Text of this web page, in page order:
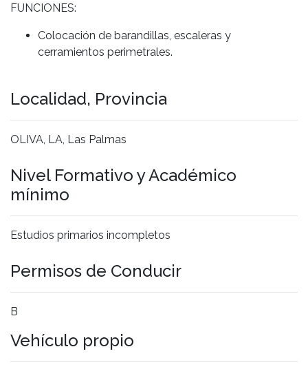
FUNCIONES:
Colocación de barandillas, escaleras y
cerramientos perimetrales.
Localidad, Provincia
OLIVA, LA, Las Palmas
Nivel Formativo y Académico
mínimo
Estudios primarios incompletos
Permisos de Conducir
B
Vehículo propio